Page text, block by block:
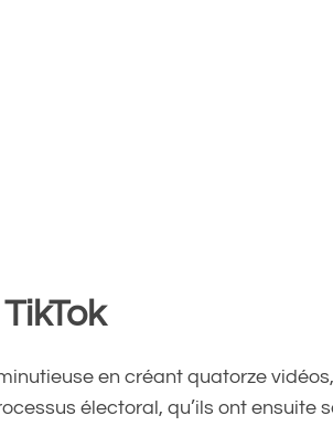
en créant quatorze
électoral, qu’ils ont ensuite